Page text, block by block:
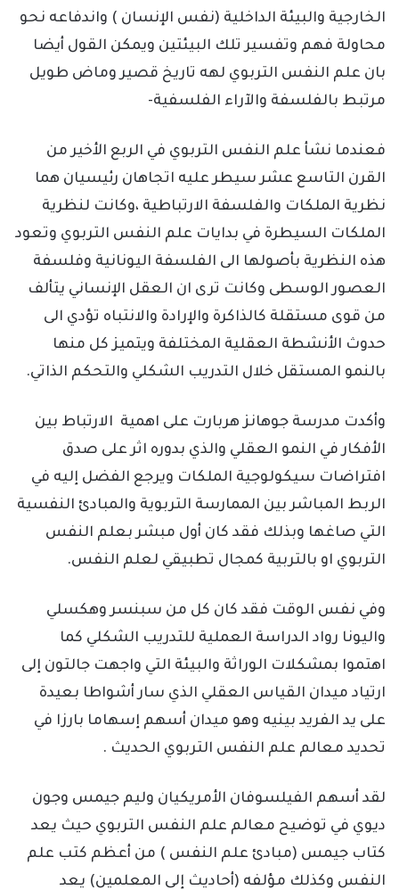
الخارجية والبيئة الداخلية (نفس الإنسان ) واندفاعه نحو
محاولة فهم وتفسير تلك البيئتين ويمكن القول أيضا
بان علم النفس التربوي لهه تاريخ قصير وماض طويل
مرتبط بالفلسفة والآراء الفلسفية-
فعندما نشأ علم النفس التربوي في الربع الأخير من
القرن التاسع عشر سيطر عليه اتجاهان رئيسيان هما
نظرية الملكات والفلسفة الارتباطية ،وكانت لنظرية
الملكات السيطرة في بدايات علم النفس التربوي وتعود
هذه النظرية بأصولها الى الفلسفة اليونانية وفلسفة
العصور الوسطى وكانت ترى ان العقل الإنساني يتألف
من قوى مستقلة كالذاكرة والإرادة والانتباه تؤدي الى
حدوث الأنشطة العقلية المختلفة ويتميز كل منها
بالنمو المستقل خلال التدريب الشكلي والتحكم الذاتي.
وأكدت مدرسة جوهانز هربارت على اهمية الارتباط بين
الأفكار في النمو العقلي والذي بدوره اثر على صدق
افتراضات سيكولوجية الملكات ويرجع الفضل إليه في
الربط المباشر بين الممارسة التربوية والمبادئ النفسية
التي صاغها وبذلك فقد كان أول مبشر بعلم النفس
التربوي او بالتربية كمجال تطبيقي لعلم النفس.
وفي نفس الوقت فقد كان كل من سبنسر وهكسلي
واليونا رواد الدراسة العملية للتدريب الشكلي كما
اهتموا بمشكلات الوراثة والبيئة التي واجهت جالتون إلى
ارتياد ميدان القياس العقلي الذي سار أشواطا بعيدة
على يد الفريد بينيه وهو ميدان أسهم إسهاما بارزا في
تحديد معالم علم النفس التربوي الحديث .
لقد أسهم الفيلسوفان الأمريكيان وليم جيمس وجون
ديوي في توضيح معالم علم النفس التربوي حيث يعد
كتاب جيمس (مبادئ علم النفس ) من أعظم كتب علم
النفس وكذلك مؤلفه (أحاديث إلى المعلمين) يعد